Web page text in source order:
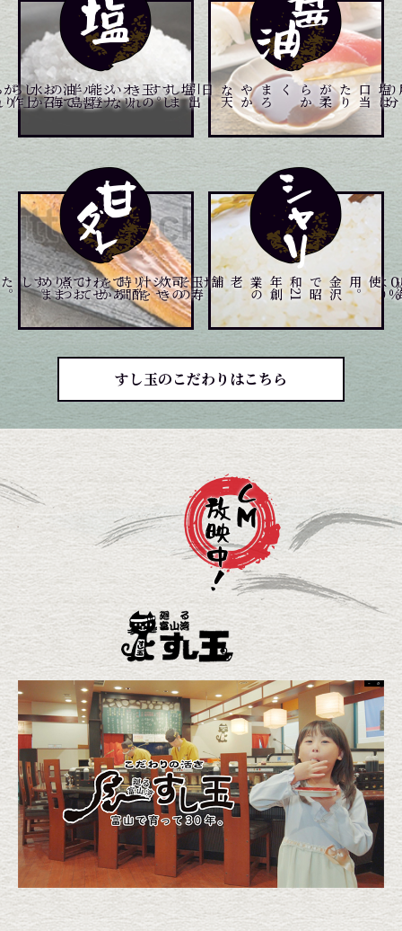
メニュー一覧はこちら
メニュー一覧はこちら
メニュー一覧はこちら
は
食
材
の
本
物
の
味
を
引
出
し
ま
す
。
き
れ
い
な
能
登
半
島
の
海
水
か
ら
作
ら
れ 塩
は
口
当
た
り
が
柔
ら
か
く
、
ま
ろ
や
か
な
天
日塩
。
す
し
玉
の
オ
リ
ジ
ナ
ル
醤
油
で
お
召
し
上
が
り
下
さ
い
を
じ
っ
く
り
炊
き
上げ
、
そ
の
炊
き
汁
を
時
間
を
か
け
て
煮
つ
め
ま
した 。
金
沢
で
昭
和
2
1
年
創
業
の
老舗
、
玉
寿
司
の
シ
ャ
リ
酢
で
あ
わ
せ
て
お
り
ま
す
。
すし玉のこだわりはこちら